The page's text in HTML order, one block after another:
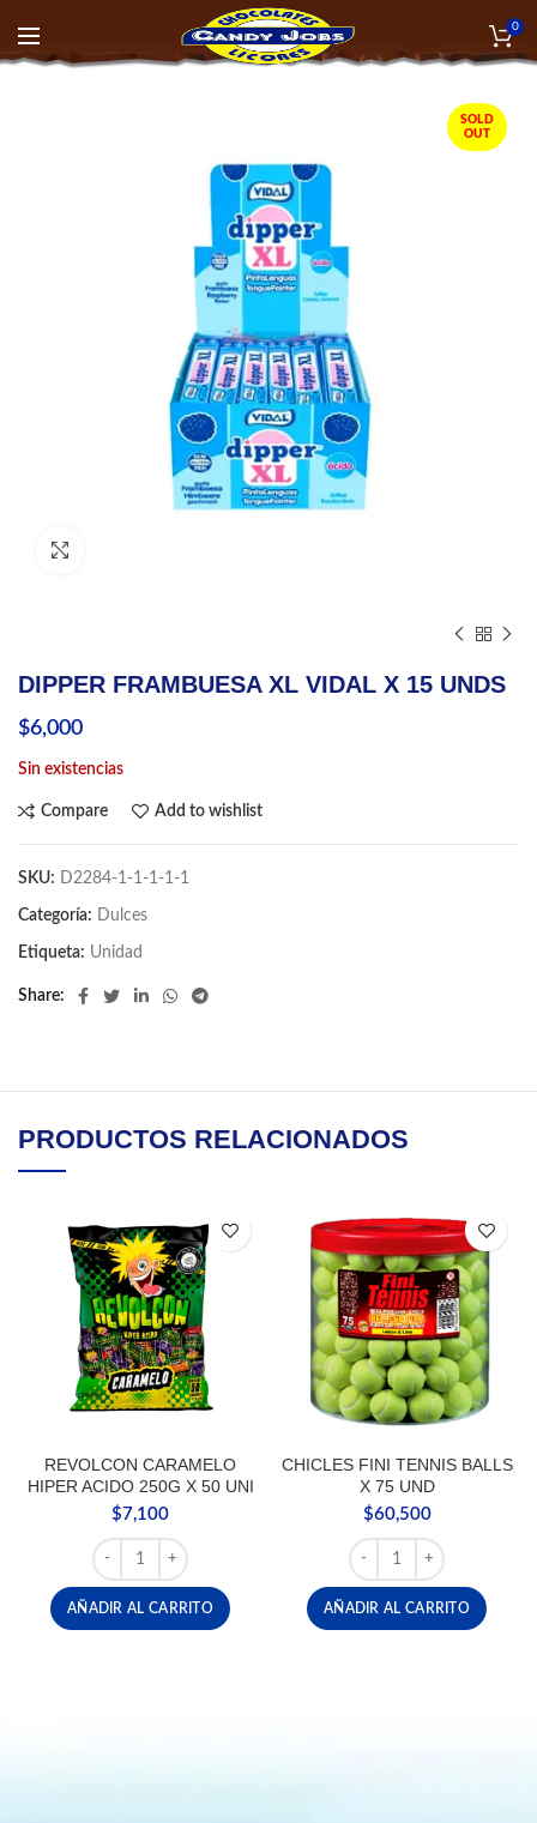
0
SOLD
OUT
DIPPER FRAMBUESA XL VIDAL X 15 UNDS
$6,000
Sin existencias
Compare Add to wishlist
SKU: D2284-1-1-1-1-1
Categoría: Dulces
Etiqueta: Unidad
Share
PRODUCTOS RELACIONADOS
REVOLCON CARAMELO
HIPER ACIDO 250G X 50 UNI
$7,100
REVOLCON CARAMELO HIPER ACIDO 250G X 50 UNI
AÑADIR AL CARRITO
CHICLES FINI TENNIS BALLS
X 75 UND
$60,500
CHICLES FINI TENNIS
AÑADIR AL CARRITO